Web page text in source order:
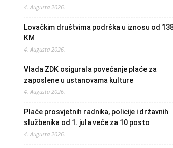
4. Augusta 2026.
Lovačkim društvima podrška u iznosu od
KM
4. Augusta 2026.
Vlada ZDK osigurala povećanje plaće za
zaposlene u ustanovama kulture
4. Augusta 2026.
Plaće prosvjetnih radnika, policije i državnih
službenika od 1. jula veće za 10 posto
4. Augusta 2026.